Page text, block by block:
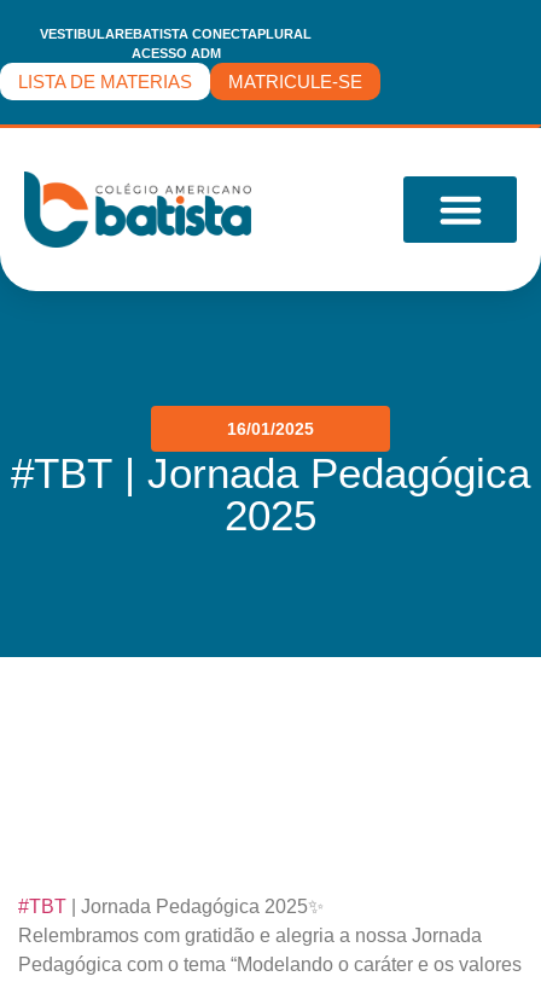
VESTIBULAREBATISTA CONECTAPLURAL
ACESSO ADM
LISTA DE MATERIAS MATRICULE-SE
16/01/2025
#TBT | Jornada Pedagógica
2025
#TBT | Jornada Pedagógica 2025✨
Relembramos com gratidão e alegria a nossa Jornada
Pedagógica com o tema “Modelando o caráter e os valores